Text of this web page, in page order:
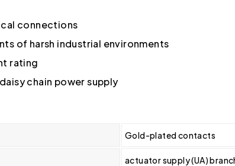
connections
of harsh industrial environments
rating
chain power supply
Gold-plated contacts
actuator supply (UA)